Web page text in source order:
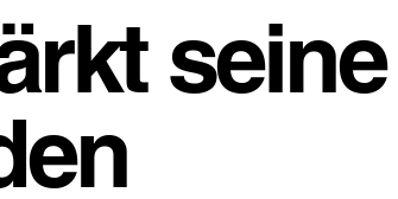
seine